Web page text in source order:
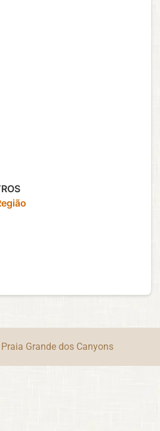
Grande dos Canyons